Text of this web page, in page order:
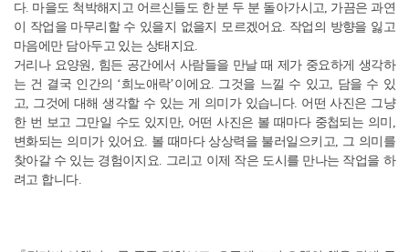
다. 마을도 척박해지고 어르신들도 한 분 두 분 돌아가시고, 가끔은 과연
이 작업을 마무리할 수 있을지 없을지 모르겠어요. 작업의 방향을 잃고
마음에만 담아두고 있는 상태지요.
거리나 요양원, 힘든 공간에서 사람들을 만날 때 제가 중요하게 생각하
는 건 결국 인간의 ‘희노애락’이에요. 그것을 느낄 수 있고, 담을 수 있
고, 그것에 대해 생각할 수 있는 게 의미가 있습니다. 어떤 사진은 그냥
한 번 보고 그만일 수도 있지만, 어떤 사진은 볼 때마다 중첩되는 의미,
변화되는 의미가 있어요. 볼 때마다 상상력을 불러일으키고, 그 의미를
찾아갈 수 있는 경험이지요. 그리고 이제 작은 도시를 만나는 작업을 하
려고 합니다.